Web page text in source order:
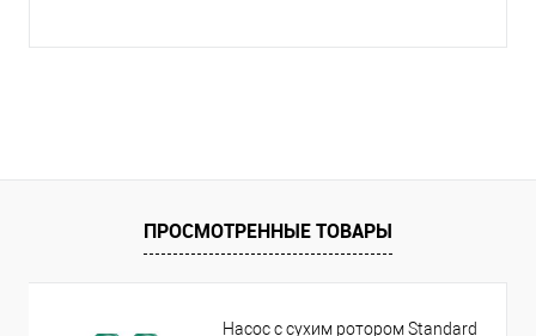
ПРОСМОТРЕННЫЕ ТОВАРЫ
Насос с сухим ротором Standard